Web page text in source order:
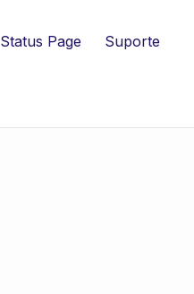
Status Page Suporte